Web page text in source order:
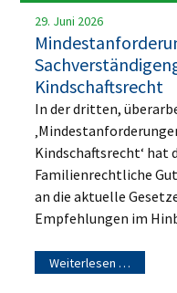
29. Juni 2026
Kindschaftsrecht
In der dritten,
Kindschaftsrecht‘ hat
Familienrechtliche
an die aktuelle
Empfehlungen im
Weiterlesen …